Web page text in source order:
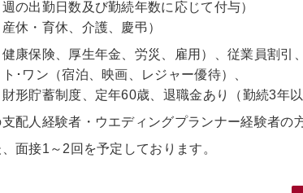
の出勤日数及び勤続年数に応じて付与）
休・育休、介護、慶弔）
康保険、厚生年金、労災、雇用）、従業員割引、
･ワン（宿泊、映画、レジャー優待）、
形貯蓄制度、定年60歳、退職金あり（勤続3年以
配人経験者・ウエディングプランナー経験者の
面接1～2回を予定しております。